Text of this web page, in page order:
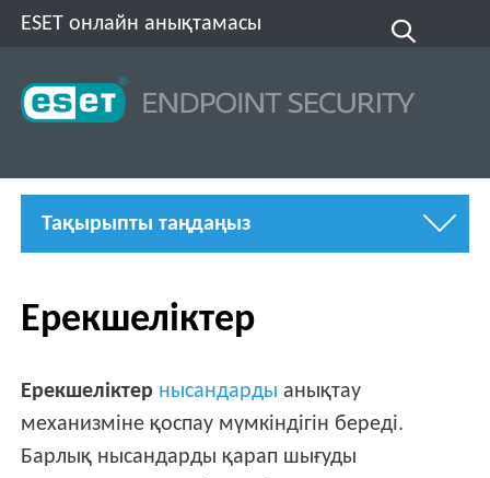
ESET онлайн анықтамасы
Тақырыпты таңдаңыз
Ерекшеліктер
Ерекшеліктер нысандарды анықтау
механизміне қоспау мүмкіндігін береді.
Барлық нысандарды қарап шығуды